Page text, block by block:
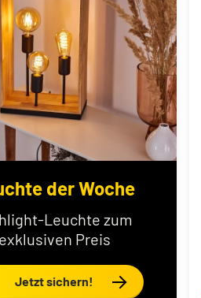
der Woche
Leuchte zum
exklusiven Preis
Jetzt sichern!